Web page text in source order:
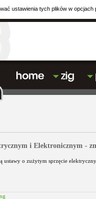
ustawienia tych plików w opcjach
i Elektronicznym -
ustawy o zużytym sprzęcie